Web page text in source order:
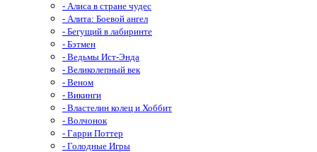
- Алиса в стране чудес
- Алита: Боевой ангел
- Бегущий в лабиринте
- Бэтмен
- Ведьмы Ист-Энда
- Великолепный век
- Веном
- Викинги
- Властелин колец и Хоббит
- Волчонок
- Гарри Поттер
- Голодные Игры